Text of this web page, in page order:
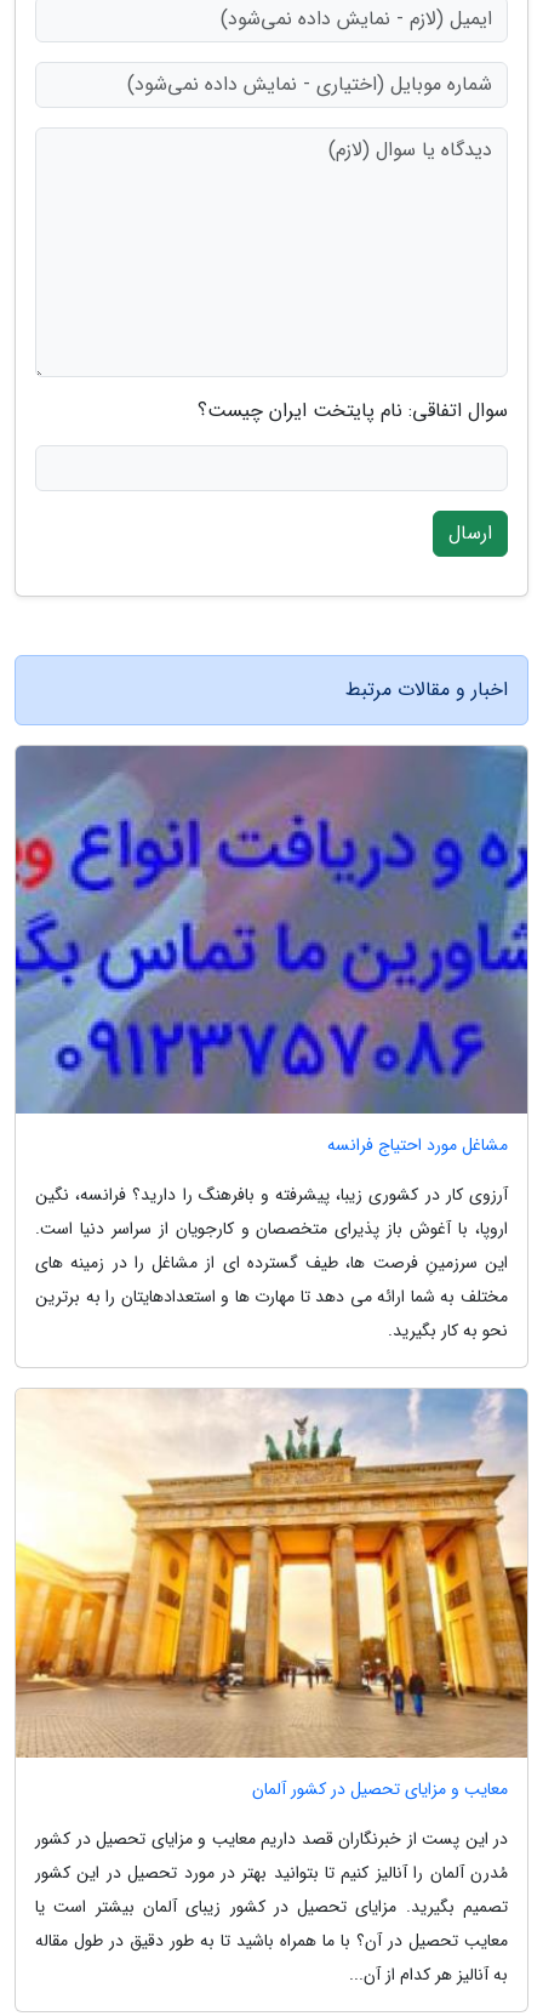
سوال اتفاقی: نام پایتخت ایران چیست؟
ارسال
اخبار و مقالات مرتبط
مشاغل مورد احتیاج فرانسه
آرزوی کار در کشوری زیبا، پیشرفته و بافرهنگ را دارید؟ فرانسه، نگین
اروپا، با آغوش باز پذیرای متخصصان و کارجویان از سراسر دنیا است.
این سرزمینِ فرصت ها، طیف گسترده ای از مشاغل را در زمینه های
مختلف به شما ارائه می دهد تا مهارت ها و استعدادهایتان را به برترین
نحو به کار بگیرید.
معایب و مزایای تحصیل در کشور آلمان
در این پست از خبرنگاران قصد داریم معایب و مزایای تحصیل در کشور
مُدرن آلمان را آنالیز کنیم تا بتوانید بهتر در مورد تحصیل در این کشور
تصمیم بگیرید. مزایای تحصیل در کشور زیبای آلمان بیشتر است یا
معایب تحصیل در آن؟ با ما همراه باشید تا به طور دقیق در طول مقاله
به آنالیز هر کدام از آن...